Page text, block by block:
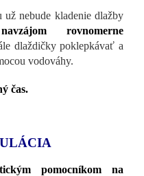
nebude kladenie dlažby
navzájom rovnomerne
dlaždičky poklepkávať a
vodováhy.
čas.
pomocníkom na